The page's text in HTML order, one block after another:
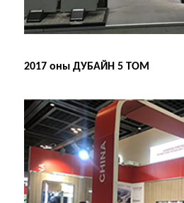
2017 оны ДУБАЙН 5 ТОМ